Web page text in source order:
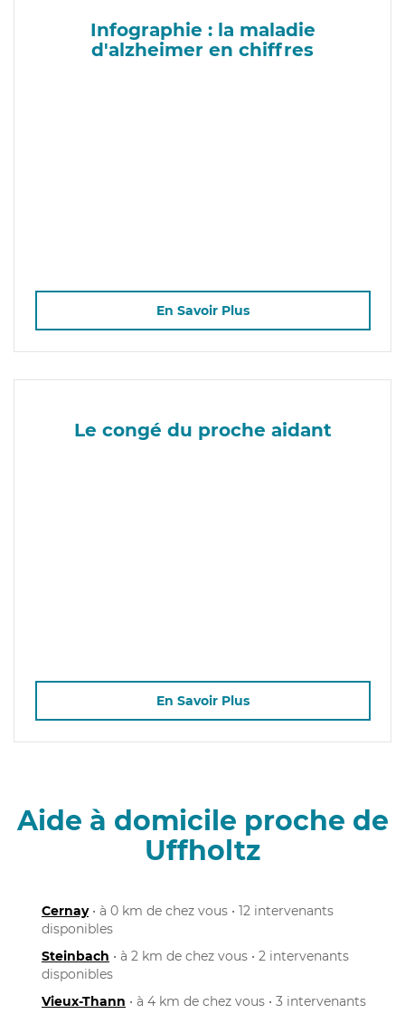
Infographie : la maladie
d'alzheimer en chiffres
En Savoir Plus
Le congé du proche aidant
En Savoir Plus
Aide à domicile proche de
Uffholtz
Cernay• à 0 km de chez vous • 12 intervenants
disponibles
Steinbach • à 2 km de chez vous • 2 intervenants
disponibles
Vieux-Thann • à 4 km de chez vous • 3 intervenants